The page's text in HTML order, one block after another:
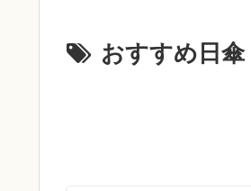
おすすめ日傘